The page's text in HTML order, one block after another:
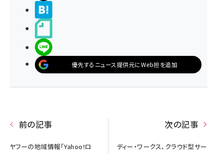
優先するニュース提供元にWeb担を追加
前の記事
ヤフーの地域情報「Yahoo!ロ
次の記事
ディー・ワークス、クラウド型サー